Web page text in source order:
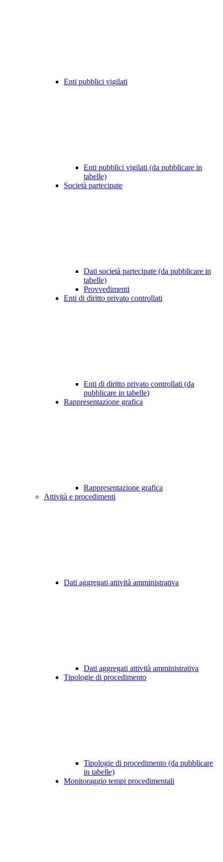
Enti pubblici vigilati
Enti pubblici vigilati (da pubblicare in
tabelle)
Società partecipate
Dati società partecipate (da pubblicare in
tabelle)
Provvedimenti
Enti di diritto privato controllati
Enti di diritto privato controllati (da
pubblicare in tabelle)
Rappresentazione grafica
Rappresentazione grafica
Attività e procedimenti
Dati aggregati attività amministrativa
Dati aggregati attività amministrativa
Tipologie di procedimento
Tipologie di procedimento (da pubblicare
in tabelle)
Monitoraggio tempi procedimentali